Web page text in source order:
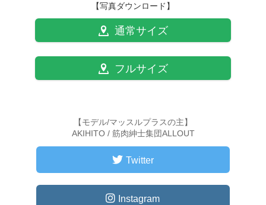
【写真ダウンロード】
通常サイズ
フルサイズ
【モデル/マッスルプラスの主】
AKIHITO / 筋肉紳士集団ALLOUT
Twitter
Instagram